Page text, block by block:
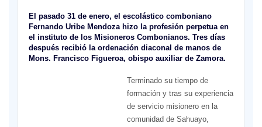
El pasado 31 de enero, el escolástico comboniano
Fernando Uribe Mendoza hizo la profesión perpetua en
el instituto de los Misioneros Combonianos. Tres días
después recibió la ordenación diaconal de manos de
Mons. Francisco Figueroa, obispo auxiliar de Zamora.
Terminado su tiempo de
formación y tras su experiencia
de servicio misionero en la
comunidad de Sahuayo,